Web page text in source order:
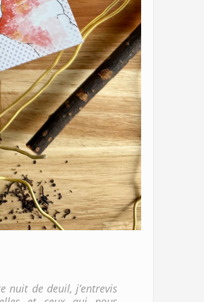
nuit de deuil, j’entrevis